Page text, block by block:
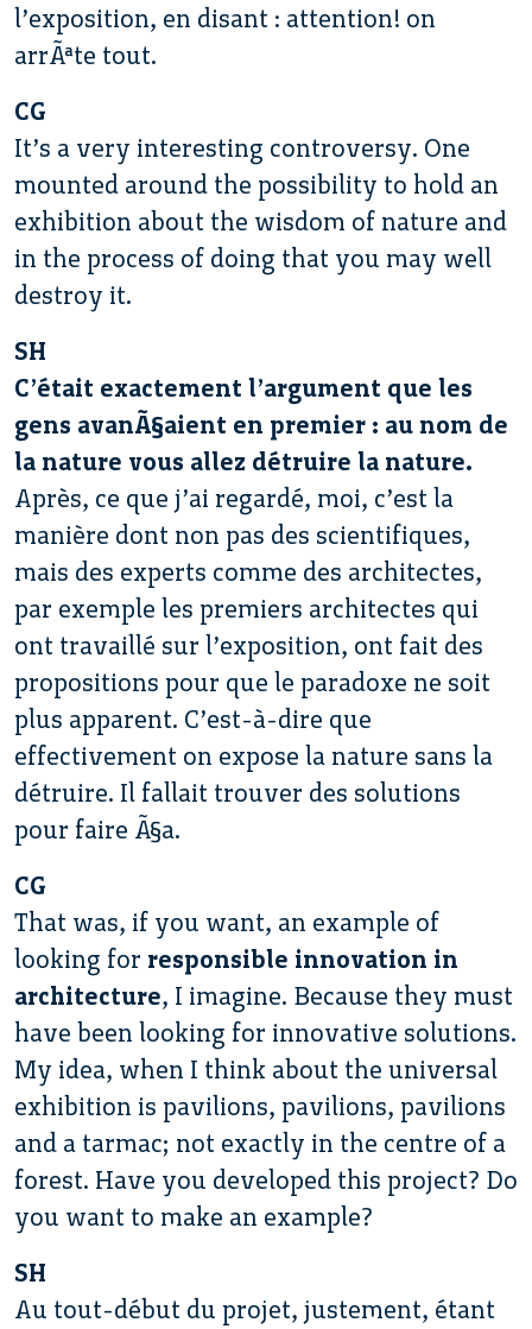
l’exposition, en disant : attention! on
arrÃªte tout.
CG
It’s a very interesting controversy. One
mounted around the possibility to hold an
exhibition about the wisdom of nature and
in the process of doing that you may well
destroy it.
SH
C’était exactement l’argument que les
gens avanÃ§aient en premier : au nom de
la nature vous allez détruire la nature.
Après, ce que j’ai regardé, moi, c’est la
manière dont non pas des scientifiques,
mais des experts comme des architectes,
par exemple les premiers architectes qui
ont travaillé sur l’exposition, ont fait des
propositions pour que le paradoxe ne soit
plus apparent. C’est-à-dire que
effectivement on expose la nature sans la
détruire. Il fallait trouver des solutions
pour faire Ã§a.
CG
That was, if you want, an example of
looking for responsible innovation in
architecture, I imagine. Because they must
have been looking for innovative solutions.
My idea, when I think about the universal
exhibition is pavilions, pavilions, pavilions
and a tarmac; not exactly in the centre of a
forest. Have you developed this project? Do
you want to make an example?
SH
Au tout-début du projet, justement, étant